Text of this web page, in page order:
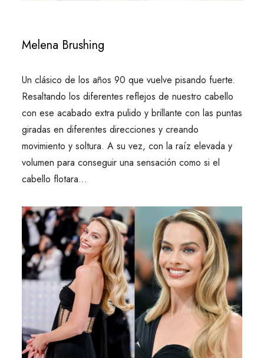
Melena Brushing
Un clásico de los años 90 que vuelve pisando fuerte.
Resaltando los diferentes reflejos de nuestro cabello
con ese acabado extra pulido y brillante con las puntas
giradas en diferentes direcciones y creando
movimiento y soltura. A su vez, con la raíz elevada y
volumen para conseguir una sensación como si el
cabello flotara…